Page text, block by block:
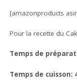
[amazonproducts
Pour la recette du
Temps de
Temps de cuisson: